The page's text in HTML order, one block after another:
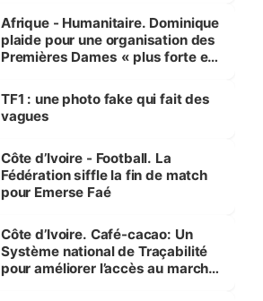
Afrique - Humanitaire. Dominique
plaide pour une organisation des
Premières Dames « plus forte et
sur la scène internationale »
TF1 : une photo fake qui fait des
vagues
Côte d’Ivoire - Football. La
Fédération siffle la fin de match
pour Emerse Faé
Côte d’Ivoire. Café-cacao: Un
Système national de Traçabilité
pour améliorer l’accès au marché